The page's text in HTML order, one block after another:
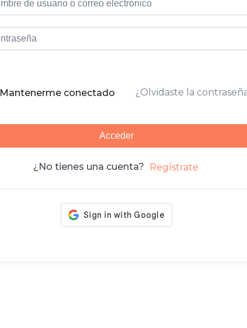
Mantenerme conectado ¿Olvidaste la
Acceder
¿No tienes una cuenta? Regístrate